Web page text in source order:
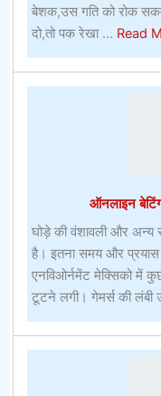
बेशक,उस गति को रोक
दो,तो पक रेखा ... Read
ऑनलाइन
घोड़े की वंशावली और अन्य
है। इतना समय और प्रयास
एनविओर्नमेंट मेक्सिको में
टूटने लगी। गेमर्स की लंबी